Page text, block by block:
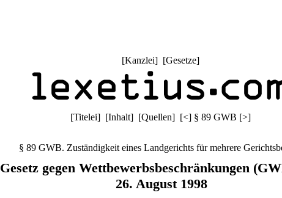
[Kanzlei] [Gesetze]
[Titelei] [Inhalt] [Quellen] [<] § 89 GWB [>]
§ 89 GWB. Zuständigkeit eines Landgerichts für mehrere
Gesetz gegen Wettbewerbsbeschränkungen
26. August 1998